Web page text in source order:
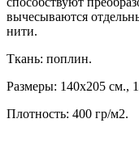
вычесываются
нити.
Ткань: поплин.
Размеры: 140х205 см.,
Плотность: 400 гр/м2.